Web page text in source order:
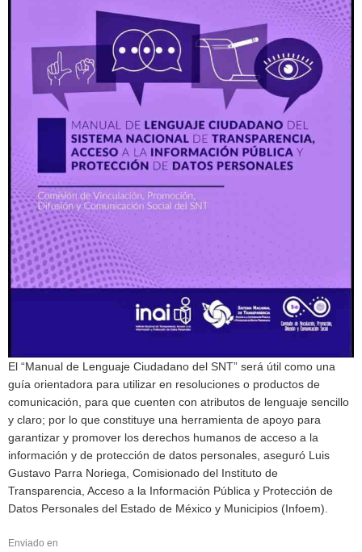
El “Manual de Lenguaje Ciudadano del SNT” será útil como una
guía orientadora para utilizar en resoluciones o productos de
comunicación, para que cuenten con atributos de lenguaje sencillo
y claro; por lo que constituye una herramienta de apoyo para
garantizar y promover los derechos humanos de acceso a la
información y de protección de datos personales, aseguró Luis
Gustavo Parra Noriega, Comisionado del Instituto de
Transparencia, Acceso a la Información Pública y Protección de
Datos Personales del Estado de México y Municipios (Infoem).
Enviado en